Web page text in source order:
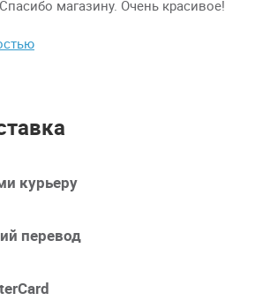
магазину. Очень красивое!
курьеру
перевод